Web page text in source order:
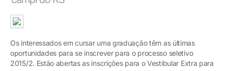
Os interessados em cursar uma graduação têm as últimas
oportunidades para se inscrever para o processo seletivo
2015/2. Estão abertas as inscrições para o Vestibular Extra para